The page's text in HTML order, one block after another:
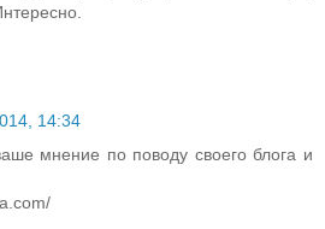
14:34
мнение по поводу своего блога и